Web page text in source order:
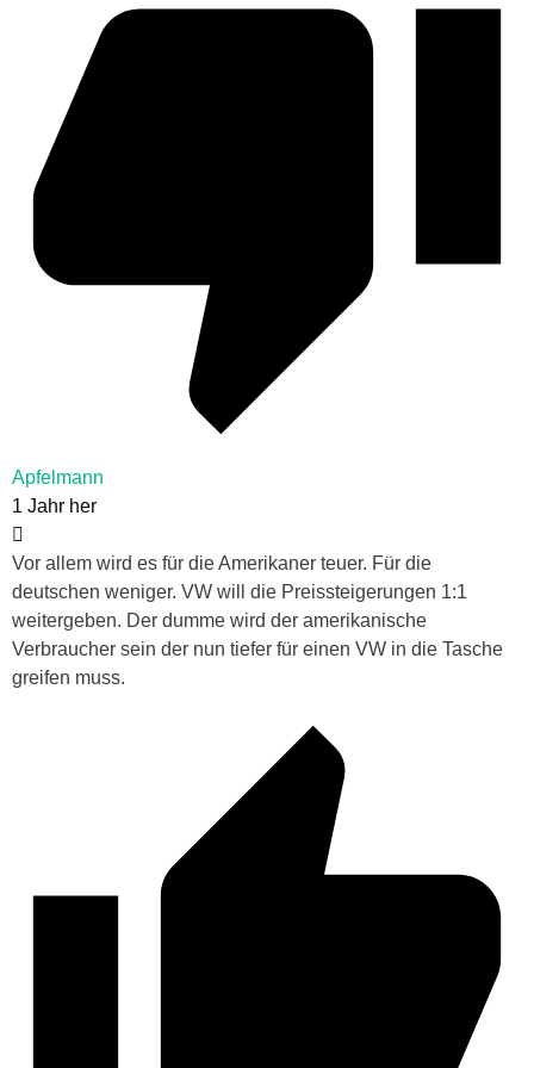
Apfelmann
1 Jahr her
Vor allem wird es für die Amerikaner teuer. Für die
deutschen weniger. VW will die Preissteigerungen 1:1
weitergeben. Der dumme wird der amerikanische
Verbraucher sein der nun tiefer für einen VW in die Tasche
greifen muss.